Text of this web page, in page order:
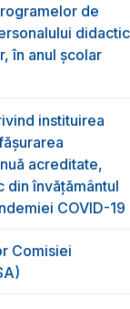
de
didactic
în anul școlar
instituirea
acreditate,
din învățământul
COVID-19
Comisiei